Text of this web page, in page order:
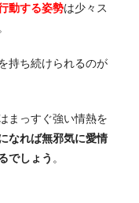
動する姿勢は少々ス
持ち続けられるのが
まっすぐ強い情熱を
なれば無邪気に愛情
でしょう 。